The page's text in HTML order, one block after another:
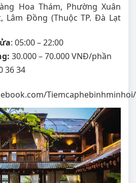
Hoa Thám, Phường Xuân
Lâm Đồng (Thuộc TP. Đà Lạt
: 05:00 – 22:00
30.000 – 70.000 VNĐ/phần
36 34
Tiemcaphebinhminhoi/